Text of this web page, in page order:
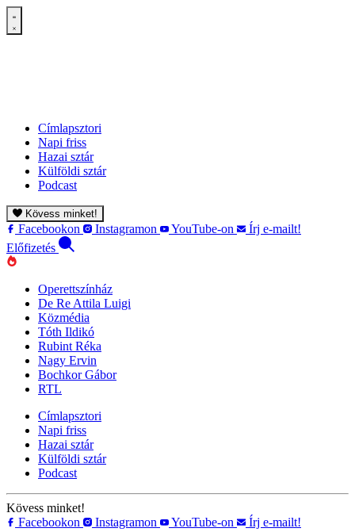
Címlapsztori
Napi friss
Hazai sztár
Külföldi sztár
Podcast
Kövess minket!
Facebookon Instagramon YouTube-on
Írj e-mailt!
Előfizetés
Operettszínház
De Re Attila Luigi
Közmédia
Tóth Ildikó
Rubint Réka
Nagy Ervin
Bochkor Gábor
RTL
Címlapsztori
Napi friss
Hazai sztár
Külföldi sztár
Podcast
Kövess minket!
Facebookon
Instagramon YouTube-on Írj e-mailt!